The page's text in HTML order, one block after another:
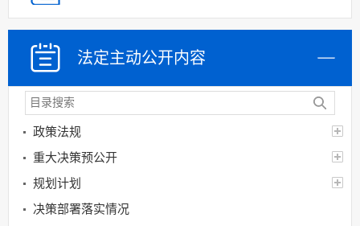
法定主动公开内容
政策法规
重大决策预公开
规划计划
决策部署落实情况